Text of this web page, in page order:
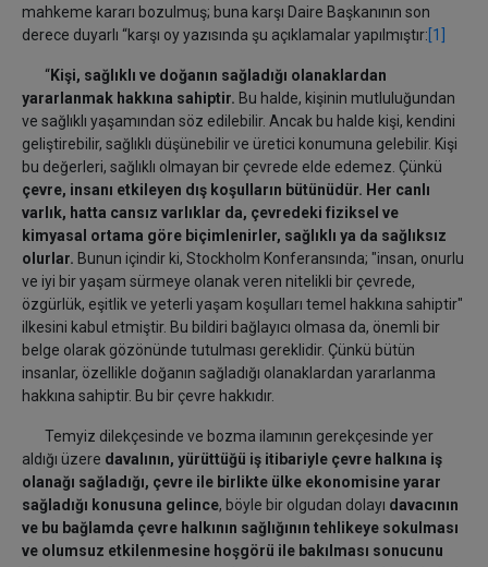
mahkeme kararı bozulmuş; buna karşı Daire Başkanının son
derece duyarlı “karşı oy yazısında şu açıklamalar yapılmıştır: [1]
“Kişi, sağlıklı ve doğanın sağladığı olanaklardan
yararlanmak hakkına sahiptir. Bu halde, kişinin mutluluğundan
ve sağlıklı yaşamından söz edilebilir. Ancak bu halde kişi, kendini
geliştirebilir, sağlıklı düşünebilir ve üretici konumuna gelebilir. Kişi
bu değerleri, sağlıklı olmayan bir çevrede elde edemez. Çünkü
çevre, insanı etkileyen dış koşulların bütünüdür. Her canlı
varlık, hatta cansız varlıklar da, çevredeki fiziksel ve
kimyasal ortama göre biçimlenirler, sağlıklı ya da sağlıksız
olurlar. Bunun içindir ki, Stockholm Konferansında; "insan, onurlu
ve iyi bir yaşam sürmeye olanak veren nitelikli bir çevrede,
özgürlük, eşitlik ve yeterli yaşam koşulları temel hakkına sahiptir"
ilkesini kabul etmiştir. Bu bildiri bağlayıcı olmasa da, önemli bir
belge olarak gözönünde tutulması gereklidir. Çünkü bütün
insanlar, özellikle doğanın sağladığı olanaklardan yararlanma
hakkına sahiptir. Bu bir çevre hakkıdır.
Temyiz dilekçesinde ve bozma ilamının gerekçesinde yer
aldığı üzere davalının, yürüttüğü iş itibariyle çevre halkına iş
olanağı sağladığı, çevre ile birlikte ülke ekonomisine yarar
sağladığı konusuna gelince, böyle bir olgudan dolayı davacının
ve bu bağlamda çevre halkının sağlığının tehlikeye sokulması
ve olumsuz etkilenmesine hoşgörü ile bakılması sonucunu